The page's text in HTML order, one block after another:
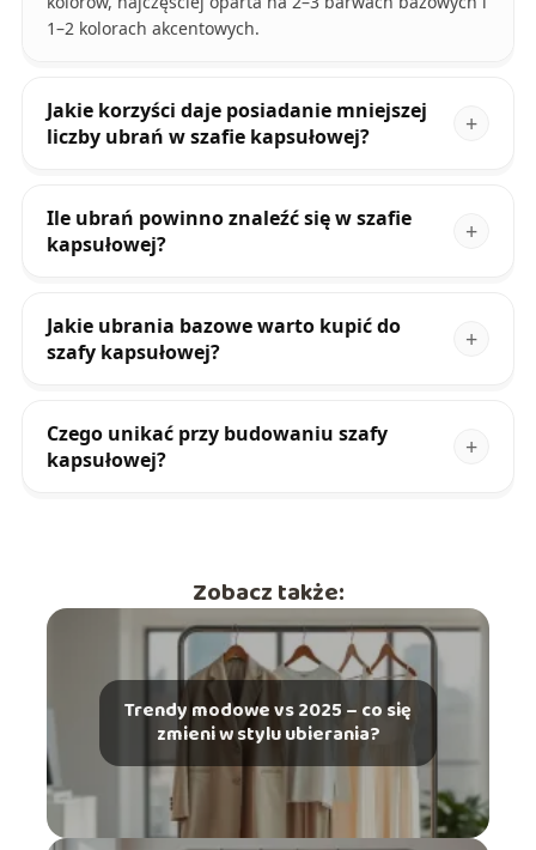
1–2 kolorach akcentowych.
Jakie korzyści daje posiadanie mniejszej
liczby ubrań w szafie kapsułowej?
Ile ubrań powinno znaleźć się w szafie
kapsułowej?
Jakie ubrania bazowe warto kupić do
szafy kapsułowej?
Czego unikać przy budowaniu szafy
kapsułowej?
Zobacz także:
Trendy modowe vs 2025 – co się
zmieni w stylu ubierania?